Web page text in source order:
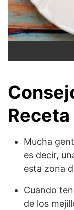
Receta
Mucha
es decir,
esta zona
Cuando
de los